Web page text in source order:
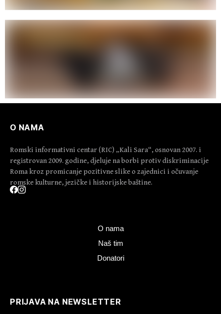
O NAMA
Romski informativni centar (RIC) „Kali Sara“, osnovan 2007. i
registrovan 2009. godine, djeluje na borbi protiv diskriminacije
Roma kroz promicanje pozitivne slike o zajednici i očuvanje
romske kulturne, jezičke i historijske baštine.
O nama
Naš tim
Donatori
PRIJAVA NA NEWSLETTER